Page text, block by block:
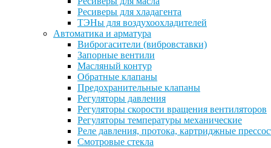
Ресиверы для хладагента
ТЭНы для воздухоохладителей
Автоматика и арматура
Виброгасители (вибровставки)
Запорные вентили
Масляный контур
Обратные клапаны
Предохранительные клапаны
Регуляторы давления
Регуляторы скорости вращения вентиляторов
Регуляторы температуры механические
Реле давления, протока, картриджные
Смотровые стекла